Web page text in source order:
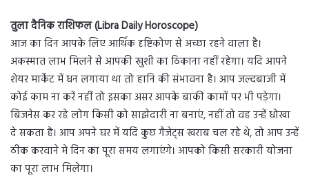
तुला दैनिक राशिफल (Libra Daily Horoscope)
आज का दिन आपके लिए आर्थिक दृष्टिकोण से अच्छा रहने वाला है।
अकस्मात लाभ मिलने से आपकी खुशी का ठिकाना नहीं रहेगा। यदि आपने
शेयर मार्केट में धन लगाया था तो हानि की संभावना है। आप जल्दबाजी में
कोई काम ना करें नहीं तो इसका असर आपके बाकी कामों पर भी पड़ेगा।
बिजनेस कर रहे लोग किसी को साझेदारी ना बनाएं, नहीं तो वह उन्हें धोखा
दे सकता है। आप अपने घर में यदि कुछ गैजेट्स खराब चल रहे थे, तो आप उन्हें
ठीक करवाने मे दिन का पूरा समय लगाएंगे। आपको किसी सरकारी योजना
का पूरा लाभ मिलेगा।